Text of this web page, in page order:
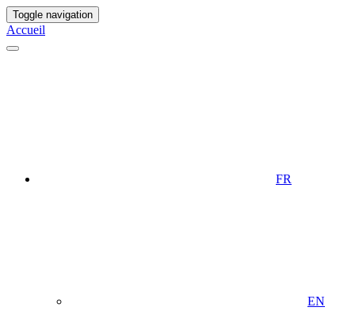
Toggle navigation
Accueil
FR
EN